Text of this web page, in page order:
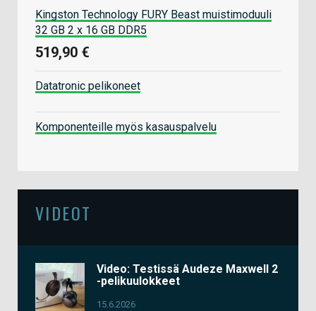
Kingston Technology FURY Beast muistimoduuli
32 GB 2 x 16 GB DDR5
519,90 €
Datatronic pelikoneet
Komponenteille myös kasauspalvelu
VIDEOT
Video: Testissä Audeze Maxwell 2
-pelikuulokkeet
15.6.2026